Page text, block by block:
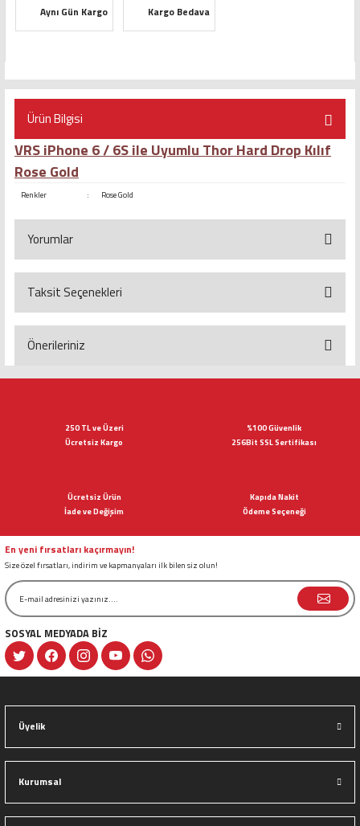
Aynı Gün Kargo Kargo Bedava
Ürün Bilgisi
VRS iPhone 6 / 6S ile Uyumlu Thor Hard Drop Kılıf
Rose Gold
Renkler : Rose Gold
Yorumlar
Bu ürüne ilk yorumu siz yapın!
Taksit Seçenekleri
Önerileriniz
Ürün bilgilerinde hatalar bulunuyor.
Bu ürüne benzer farklı alternatifler olmalı.
250 TL ve Üzeri
Ücretsiz Kargo
%100 Güvenlik
256Bit SSL Sertifikası
Ücretsiz Ürün
İade ve Değişim
Kapıda Nakit
Ödeme Seçeneği
En yeni fırsatları kaçırmayın!
Size özel fırsatları, indirim ve kapmanyaları ilk bilen siz olun!
SOSYAL MEDYADA BİZ
Üyelik
Kurumsal